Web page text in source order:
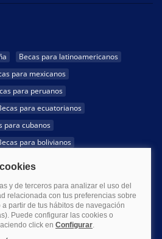
Becas para latinoamericanos
para mexicanos
para peruanos
para ecuatorianos
para cubanos
para bolivianos
para paraguayos
para salvadoreños